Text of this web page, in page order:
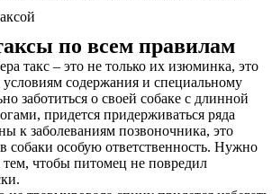
по всем правилам
такс – это не только их изюминка, это
содержания и специальному
заботиться о своей собаке с длинной
придется придерживаться ряда
к заболеваниям позвоночника, это
собаки особую ответственность. Нужно
тем, чтобы питомец не повредил